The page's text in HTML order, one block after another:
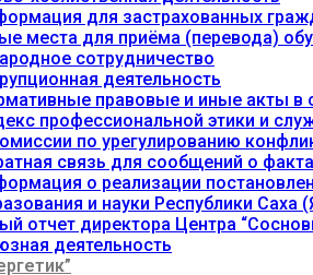
для застрахованных
места для приёма (перевода)
сотрудничество
деятельность
правовые и иные акты в
профессиональной этики и
по урегулированию
связь для сообщений о
о реализации
и науки Республики Саха
отчет директора Центра
деятельность